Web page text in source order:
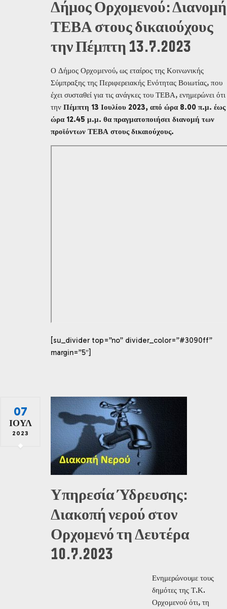
Δήμος Ορχομενού: Διανομή
ΤΕΒΑ στους δικαιούχους
την Πέμπτη 13.7.2023
Ο Δήμος Ορχομενού, ως εταίρος της Κοινωνικής
Σύμπραξης της Περιφερειακής Ενότητας Βοιωτίας, που
έχει συσταθεί για τις ανάγκες του ΤΕΒΑ, ενημερώνει ότι
την Πέμπτη 13 Ιουλίου 2023, από ώρα 8.00 π.μ. έως
ώρα 12.45 μ.μ. θα πραγματοποιήσει διανομή των
προϊόντων ΤΕΒΑ στους δικαιούχους.
[su_divider top=”no” divider_color=”#3090ff”
margin=”5″]
07
ΙΟΎΛ
2023
Υπηρεσία Ύδρευσης:
Διακοπή νερού στον
Ορχομενό τη Δευτέρα
10.7.2023
Ενημερώνουμε τους
δημότες της Τ.Κ.
Ορχομενού ότι, τη